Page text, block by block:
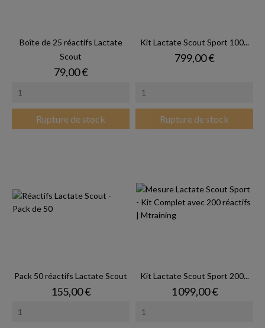
Boîte de 25 réactifs Lactate
Scout
Prix
79,00 €
Rupture de stock
Kit Lactate Scout Sport 100...
Prix
799,00 €
Rupture de stock
Pack 50 réactifs Lactate Scout
Prix
155,00 €
Kit Lactate Scout Sport 200...
Prix
1 099,00 €